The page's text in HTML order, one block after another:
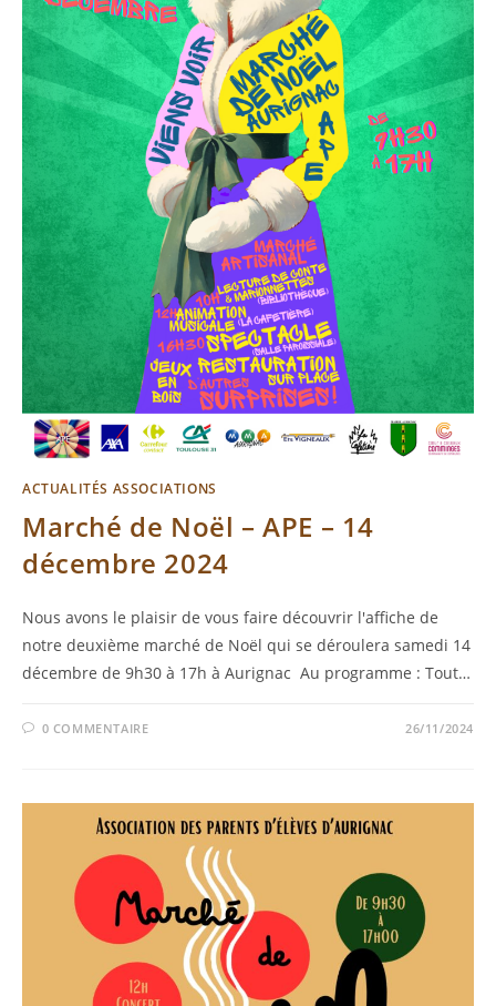
ACTUALITÉS ASSOCIATIONS
Marché de Noël – APE – 14
décembre 2024
Nous avons le plaisir de vous faire découvrir l'affiche de
notre deuxième marché de Noël qui se déroulera samedi 14
décembre de 9h30 à 17h à Aurignac Au programme : Tout…
0 COMMENTAIRE 26/11/2024